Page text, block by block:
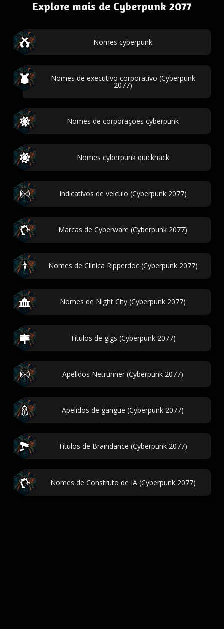
Explore mais de Cyberpunk 2077
Nomes cyberpunk
Nomes de executivo corporativo (Cyberpunk
2077)
Nomes de corporações cyberpunk
Nomes cyberpunk quickhack
Indicativos de veículo (Cyberpunk 2077)
Marcas de Cyberware (Cyberpunk 2077)
Nomes de Clínica Ripperdoc (Cyberpunk 2077)
Nomes de Night City (Cyberpunk 2077)
Títulos de gigs (Cyberpunk 2077)
Apelidos Netrunner (Cyberpunk 2077)
Apelidos de gangue (Cyberpunk 2077)
Títulos de Braindance (Cyberpunk 2077)
Nomes de Construto de IA (Cyberpunk 2077)